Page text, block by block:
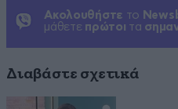
Ακολουθήστε το
μάθετε πρώτοι τα
Διαβάστε σχετικά